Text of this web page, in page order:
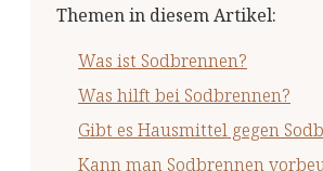
Themen in diesem Artikel:
Was ist Sodbrennen?
Was hilft bei Sodbrennen?
Gibt es Hausmittel gegen
Kann man Sodbrennen